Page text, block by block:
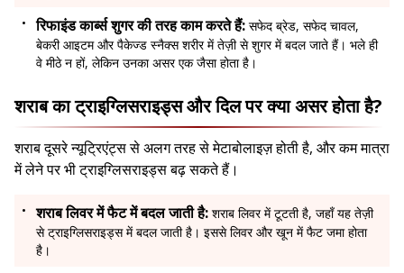
रिफाइंड कार्ब्स शुगर की तरह काम करते हैं: सफेद ब्रेड, सफेद चावल,
बेकरी आइटम और पैकेज्ड स्नैक्स शरीर में तेज़ी से शुगर में बदल जाते हैं। भले ही
वे मीठे न हों, लेकिन उनका असर एक जैसा होता है।
शराब का ट्राइग्लिसराइड्स और दिल पर क्या असर होता है?
शराब दूसरे न्यूट्रिएंट्स से अलग तरह से मेटाबोलाइज़ होती है, और कम मात्रा
में लेने पर भी ट्राइग्लिसराइड्स बढ़ सकते हैं।
शराब लिवर में फैट में बदल जाती है: शराब लिवर में टूटती है, जहाँ यह तेज़ी
से ट्राइग्लिसराइड्स में बदल जाती है। इससे लिवर और खून में फैट जमा होता
है।